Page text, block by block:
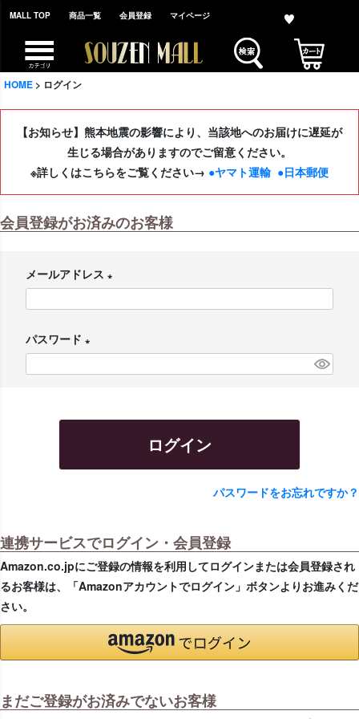
MALL TOP 商品一覧 会員登録 マイページ
HOME ログイン
【お知らせ】熊本地震の影響により、当該地へのお届けに遅延が
生じる場合がありますのでご留意ください。
※詳しくはこちらをご覧ください→ ●ヤマト運輸 ●日本郵便
会員登録がお済みのお客様
メールアドレス
パスワード
ログイン
パスワードをお忘れですか？
連携サービスでログイン・会員登録
Amazon.co.jpにご登録の情報を利用してログインまたは会員登録され
るお客様は、「Amazonアカウントでログイン」ボタンよりお進みくだ
さい。
まだご登録がお済みでないお客様